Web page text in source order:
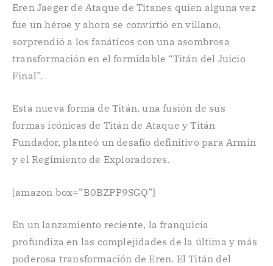
Eren Jaeger de Ataque de Titanes quien alguna vez
fue un héroe y ahora se convirtió en villano,
sorprendió a los fanáticos con una asombrosa
transformación en el formidable “Titán del Juicio
Final”.
Esta nueva forma de Titán, una fusión de sus
formas icónicas de Titán de Ataque y Titán
Fundador, planteó un desafío definitivo para Armin
y el Regimiento de Exploradores.
[amazon box=”B0BZPP9SGQ”]
En un lanzamiento reciente, la franquicia
profundiza en las complejidades de la última y más
poderosa transformación de Eren. El Titán del